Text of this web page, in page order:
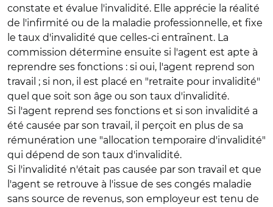
constate et évalue l'invalidité. Elle apprécie la réalité
de l'infirmité ou de la maladie professionnelle, et fixe
le taux d'invalidité que celles-ci entraînent. La
commission détermine ensuite si l'agent est apte à
reprendre ses fonctions : si oui, l'agent reprend son
travail ; si non, il est placé en "retraite pour invalidité"
quel que soit son âge ou son taux d'invalidité.
Si l'agent reprend ses fonctions et si son invalidité a
été causée par son travail, il perçoit en plus de sa
rémunération une "allocation temporaire d'invalidité"
qui dépend de son taux d'invalidité.
Si l'invalidité n'était pas causée par son travail et que
l'agent se retrouve à l'issue de ses congés maladie
sans source de revenus, son employeur est tenu de